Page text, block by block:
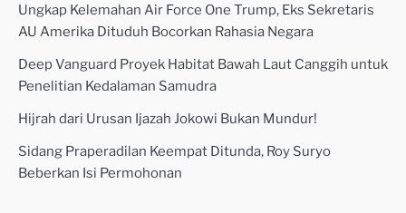
Ungkap Kelemahan Air Force One Trump, Eks Sekretaris
AU Amerika Dituduh Bocorkan Rahasia Negara
Deep Vanguard Proyek Habitat Bawah Laut Canggih untuk
Penelitian Kedalaman Samudra
Hijrah dari Urusan Ijazah Jokowi Bukan Mundur!
Sidang Praperadilan Keempat Ditunda, Roy Suryo
Beberkan Isi Permohonan